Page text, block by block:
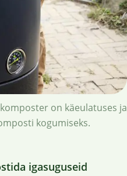
on käeulatuses ja
kogumiseks.
igasuguseid